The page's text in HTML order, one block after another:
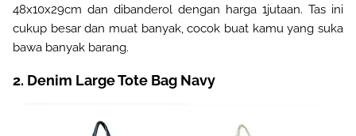
48x10x29cm dan dibanderol dengan harga 1jutaan. Tas ini
cukup besar dan muat banyak, cocok buat kamu yang suka
bawa banyak barang.
2. Denim Large Tote Bag Navy